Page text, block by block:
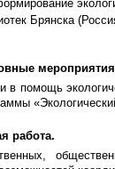
Брянска
в помощь
работа.